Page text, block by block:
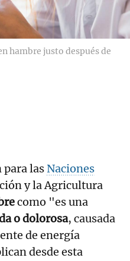
hambre justo después de
para las Naciones
y la Agricultura
como "es una
o dolorosa, causada
de energía
desde esta